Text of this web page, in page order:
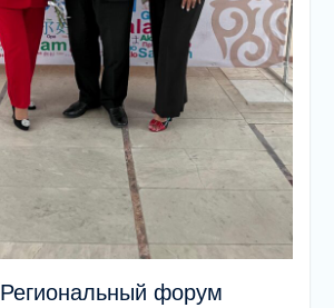
Региональный форум